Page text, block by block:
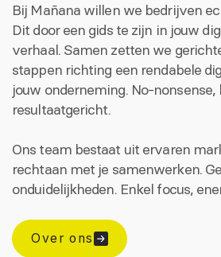
Bij Mañana willen we bedrijven
Dit door een gids te zijn in jouw
verhaal. Samen zetten we
stappen richting een rendabele
jouw onderneming. No-nonsense,
resultaatgericht.
Ons team bestaat uit ervaren
rechtaan met je samenwerken.
onduidelijkheden. Enkel focus,
Over ons